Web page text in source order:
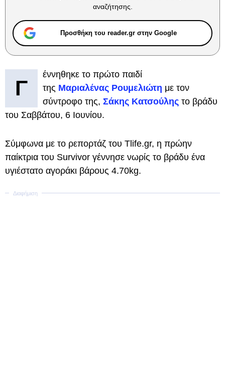
αναζήτησης.
Προσθήκη του reader.gr στην Google
Γ
έννηθηκε το πρώτο παιδί
της Μαριαλένας Ρουμελιώτη με τον
σύντροφο της, Σάκης Κατσούλης το βράδυ
του Σαββάτου, 6 Ιουνίου.
Σύμφωνα με το ρεπορτάζ του Tlife.gr, η πρώην
παίκτρια του Survivor γέννησε νωρίς το βράδυ ένα
υγιέστατο αγοράκι βάρους 4.70kg.